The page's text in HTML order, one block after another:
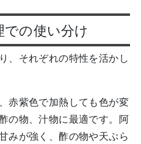
の使い分け
、それぞれの特性を活かし
赤紫色で加熱しても色が変
の物、汁物に最適です。阿
みが強く、酢の物や天ぷら